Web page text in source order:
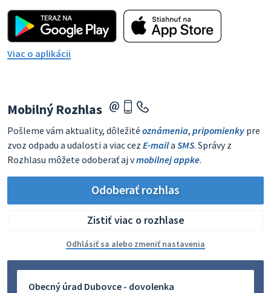
Viac o aplikácii
Mobilný Rozhlas
Pošleme vám aktuality, dôležité oznámenia, pripomienky pre
zvoz odpadu a udalosti a viac cez E-maila SMS. Správy z
Rozhlasu môžete odoberať aj vmobilnej appke.
Odoberať rozhlas
Zistiť viac o rozhlase
Odhlásiť sa alebo zmeniť nastavenia
Obecný úrad Dubovce - dovolenka